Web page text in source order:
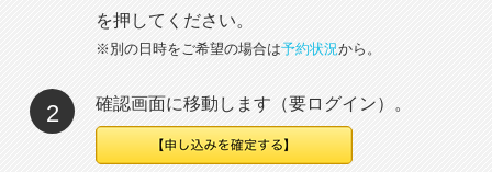
を押してください。
※別の日時をご希望の場合は予約状況から。
2 確認画面に移動します（要ログイン）。